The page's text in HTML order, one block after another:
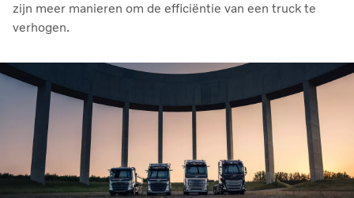
zijn meer manieren om de efficiëntie van een truck te
verhogen.